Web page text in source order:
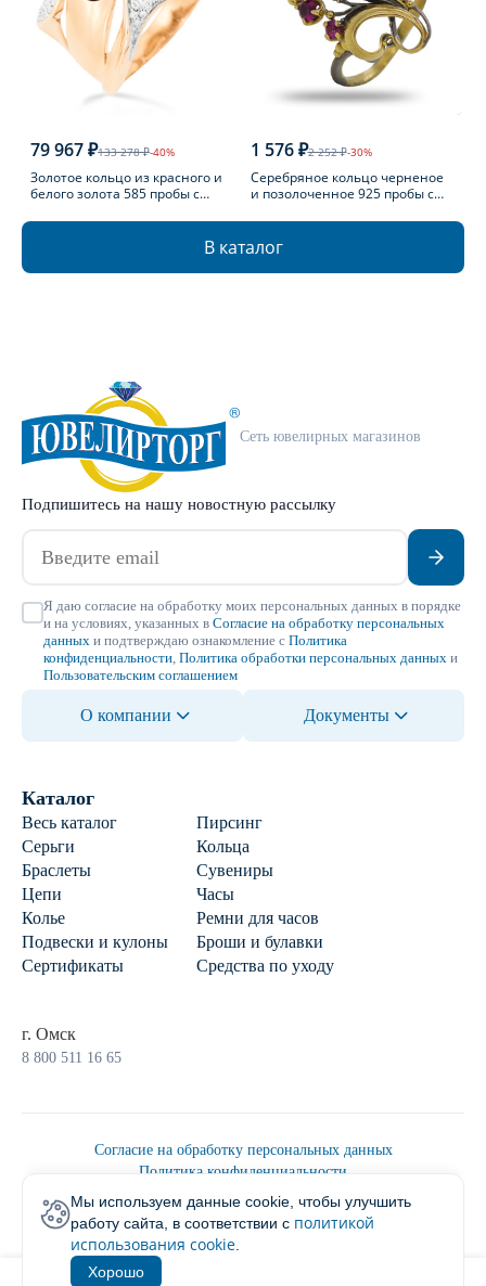
79 967 ₽133 278 ₽-40%
Золотое кольцо из красного и
белого золота 585 пробы с
1 576 ₽2 252 ₽-30%
Серебряное кольцо черненое
и позолоченное 925 пробы с
В каталог
Сеть ювелирных магазинов
Подпишитесь на нашу новостную рассылку
Я даю согласие на обработку моих персональных данных в порядке
и на условиях, указанных в Согласие на обработку персональных
данных и подтверждаю ознакомление с Политика
конфиденциальности Политика обработки персональных данных и
Пользовательским соглашением
О компании Документы
Каталог
Весь каталог
Пирсинг
Серьги
Кольца
Браслеты
Сувениры
Цепи
Часы
Колье
Ремни для часов
Подвески и кулоны
Броши и булавки
Сертификаты
Средства по уходу
г. Омск
8 800 511 16 65
Согласие на обработку персональных данных
Политика конфиденциальности
Политика обработки персональных данных
Пользовательским соглашением
2026 © Ювелирторг
Мы используем данные cookie, чтобы улучшить
работу сайта, в соответствии с политикой
использования cookie
Хорошо